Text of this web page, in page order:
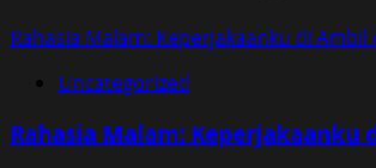
Rahasia Malam: Keperjakaanku di
Uncategorized
Rahasia Malam: